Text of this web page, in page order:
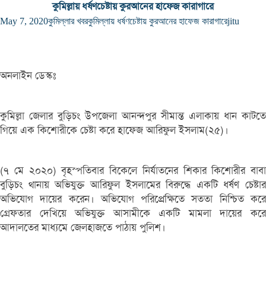
কুমিল্লায় ধর্ষণচেষ্টায় কুরআনের হাফেজ কারাগারে
May 7, 2020কুমিল্লার খবরকুমিল্লায় ধর্ষণচেষ্টায় কুরআনের হাফেজ কারাগারেjitu
অনলাইন ডেস্কঃ
কুমিল্লা জেলার বুড়িচং উপজেলা আনন্দপুর সীমান্ত এলাকায় ধান কাটতে
গিয়ে এক কিশোরীকে চেষ্টা করে হাফেজ আরিফুল ইসলাম(২৫)।
(৭ মে ২০২০) বৃহস্পতিবার বিকেলে নির্যাতনের শিকার কিশোরীর বাবা
বুড়িচং থানায় অভিযুক্ত আরিফুল ইসলামের বিরুদ্ধে একটি ধর্ষণ চেষ্টার
অভিযোগ দায়ের করেন। অভিযোগ পরিপ্রেক্ষিতে সততা নিশ্চিত করে
গ্রেফতার দেখিয়ে অভিযুক্ত আসামীকে একটি মামলা দায়ের করে
আদালতের মাধ্যমে জেলহাজতে পাঠায় পুলিশ।